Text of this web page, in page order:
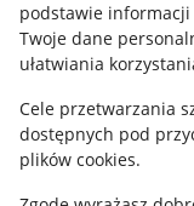
podstawie informacji
Twoje dane
ułatwiania
Cele przetwarzania
dostępnych pod
plików cookies.
Polityka plików
Ustawienia plików
Udostępnianie
Informacje dla Aktu